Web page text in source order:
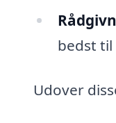
bedst
Udover